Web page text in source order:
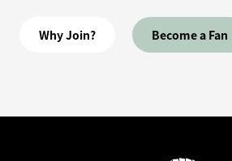
Why Join? Become a Fan